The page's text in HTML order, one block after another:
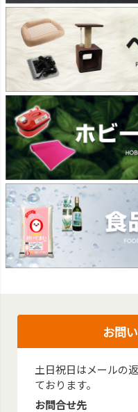
お問
土日祝日はメールの
ております。
お問合せ先